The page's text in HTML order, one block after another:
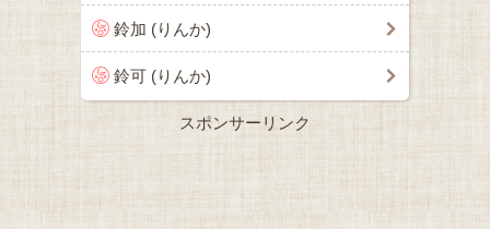
鈴加 (りんか)
鈴可 (りんか)
スポンサーリンク